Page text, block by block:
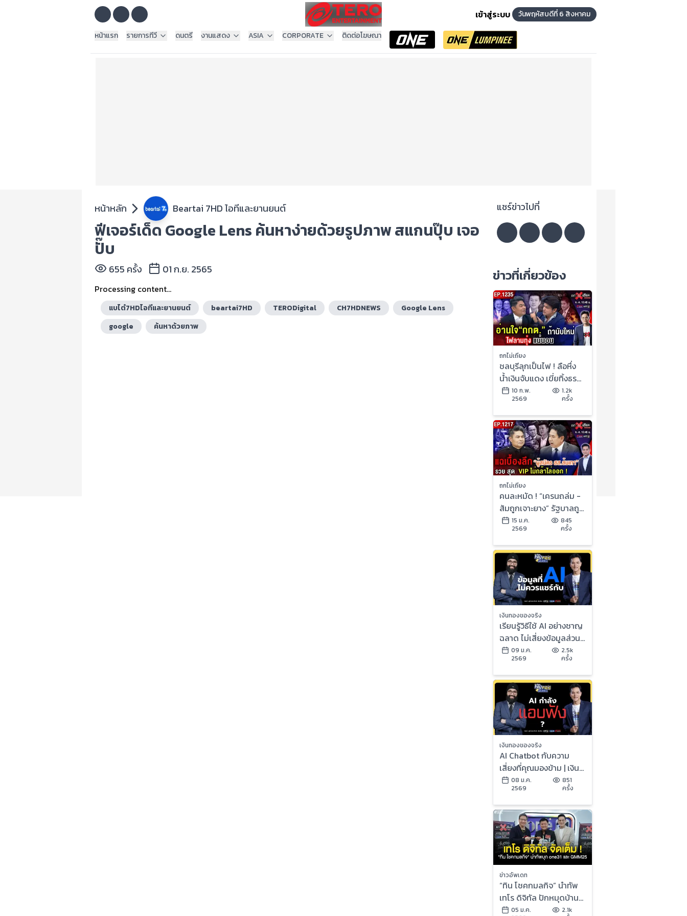
เข้าสู่ระบบ
วันพฤหัสบดีที่ 6 สิงหาคม
หน้าแรก
รายการทีวี ดนตรี งานแสดง ASIA CORPORATE ติดต่อโฆษณา
หน้าหลัก Beartai 7HD ไอทีและยานยนต์
ฟีเจอร์เด็ด Google Lens ค้นหาง่ายด้วยรูปภาพ สแกนปุ๊บ เจอ
ปั๊บ
655 ครั้ง 01 ก.ย. 2565
Processing content...
แบไต๋7HDไอทีและยานยนต์ beartai7HD TERODigital CH7HDNEWS
Google Lens
google
ค้นหาด้วยภาพ
แชร์ข่าวไปที่
ข่าวที่เกี่ยวข้อง
ถกไม่เถียง
ชลบุรีลุกเป็นไฟ ! ลือหึ่ง
น้ำเงินจับแดง เขี่ยทิ้งธร
รมนัส รัฐบาลหนู อายุสั้น
? #ถกไม่เถียง
10 ก.พ.
2569
1.2k
ครั้ง
ถกไม่เถียง
คนละหมัด ! “เครนถล่ม -
ส้มถูกเจาะยาง” รัฐบาลถูก
ด่า สุดระอา “กา” เบอร์ไหน
15 ม.ค.
2569
845
ครั้ง
เงินทองของจริง
เรียนรู้วิธีใช้ AI อย่างชาญ
ฉลาด ไม่เสี่ยงข้อมูลส่วน
ตัวรั่วไหล | เงินทองของ
จริง
09 ม.ค.
2569
2.5k
ครั้ง
เงินทองของจริง
AI Chatbot กับความ
เสี่ยงที่คุณมองข้าม | เงิน
ทองของจริง
08 ม.ค.
2569
851
ครั้ง
ข่าวอัพเดท
“ทิน โชคกมลกิจ” นำทัพ
เทโร ดิจิทัล ปักหมุดบ้าน
หลังใหม่ ขนรายการ
05 ม.ค.
2.1k